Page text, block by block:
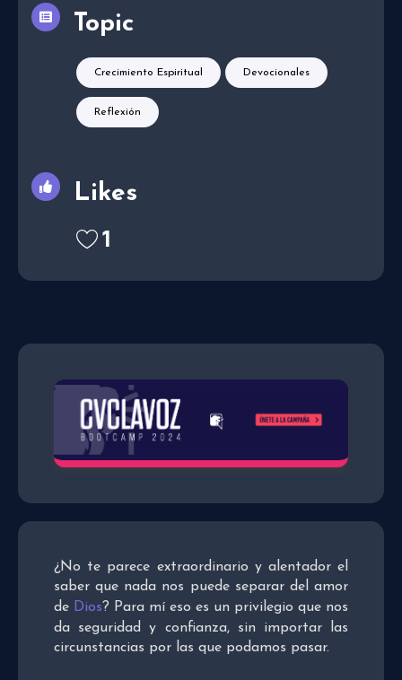
¿No te parece extraordinario y alentador el
saber que nada nos puede separar del amor
de Dios? Para mí eso es un privilegio que nos
da seguridad y confianza, sin importar las
circunstancias por las que podamos pasar.
Topic
Crecimiento Espiritual Devocionales
Reflexión
Likes
1